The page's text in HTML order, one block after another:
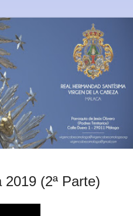
(2ª Parte)